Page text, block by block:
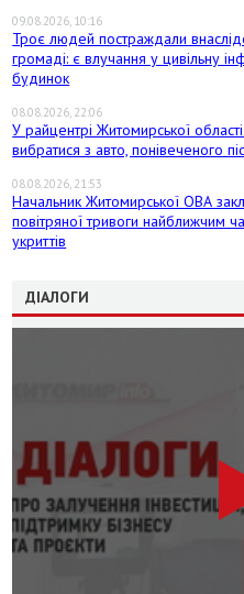
09.08.2026, 10:16
Троє людей постраждали
громаді: є влучання у цивільну
будинок
08.08.2026, 22:06
У райцентрі Житомирської
вибратися з авто, понівеченого
08.08.2026, 21:53
Начальник Житомирської ОВА
повітряної тривоги найближчим
укриттів
ДІАЛОГИ